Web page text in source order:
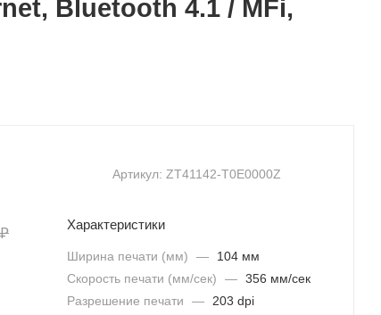
Bluetooth 4.1 / MFi,
Артикул: ZT41142-T0E0000Z
Характеристики
Ширина печати (мм) —
104 мм
Скорость печати (мм/сек)
— 356 мм/сек
Разрешение печати
— 203 dpi